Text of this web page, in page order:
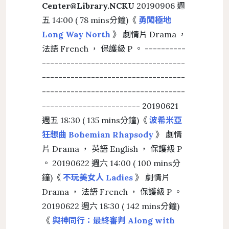
Center@Library.NCKU 20190906 週
五 14:00 ( 78 mins分鐘)《 勇闖極地
Long Way North 》 劇情片 Drama ，
法語 French ， 保護級 P 。 ----------
-----------------------------------
-----------------------------------
-----------------------------------
------------------------ 20190621
週五 18:30 ( 135 mins分鐘)《 波希米亞
狂想曲 Bohemian Rhapsody 》 劇情
片 Drama ， 英語 English ， 保護級 P
。 20190622 週六 14:00 ( 100 mins分
鐘)《 不玩美女人 Ladies 》 劇情片
Drama ， 法語 French ， 保護級 P 。
20190622 週六 18:30 ( 142 mins分鐘)
《 與神同行：最終審判 Along with